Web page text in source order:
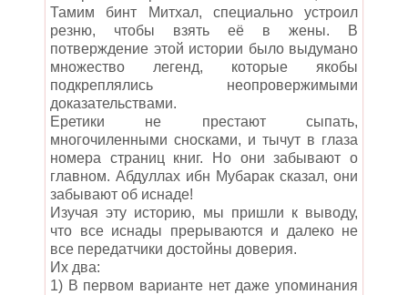
Тамим бинт Митхал, специально устроил
резню, чтобы взять её в жены. В
потверждение этой истории было выдумано
множество легенд, которые якобы
подкреплялись неопровержимыми
доказательствами.
Еретики не престают сыпать,
многочиленными сносками, и тычут в глаза
номера страниц книг. Но они забывают о
главном. Абдуллах ибн Мубарак сказал, они
забывают об иснаде!
Изучая эту историю, мы пришли к выводу,
что все иснады прерываются и далеко не
все передатчики достойны доверия.
Их два:
1) В первом варианте нет даже упоминания